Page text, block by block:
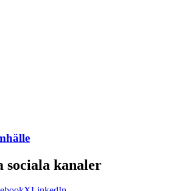
sociala kanaler